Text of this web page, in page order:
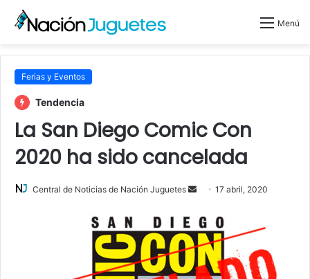
Menú
Ferias y Eventos
Tendencia
La San Diego Comic Con
2020 ha sido cancelada
Central de Noticias de Nación Juguetes
n
n
17 abril, 2020